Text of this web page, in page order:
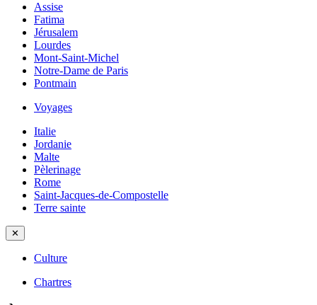
Assise
Fatima
Jérusalem
Lourdes
Mont-Saint-Michel
Notre-Dame de Paris
Pontmain
Voyages
Italie
Jordanie
Malte
Pèlerinage
Rome
Saint-Jacques-de-Compostelle
Terre sainte
✕
Culture
Chartres